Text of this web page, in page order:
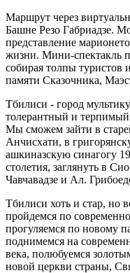
Маршрут через
Башне Резо Габриадзе.
представление
жизни. Мини-спектакль
собирая толпы туристов
памяти Сказочника,
Тбилиси - город
толерантный и
Мы сможем зайти в
Анчисхати, в
ашкиназскую синагогу
столетия, заглянуть в
Чавчавадзе и Ал.
Тбилиси хоть и стар, но
пройдемся по
прогуляемся по новому
поднимемся на
века, полюбуемся
новой церкви страны,